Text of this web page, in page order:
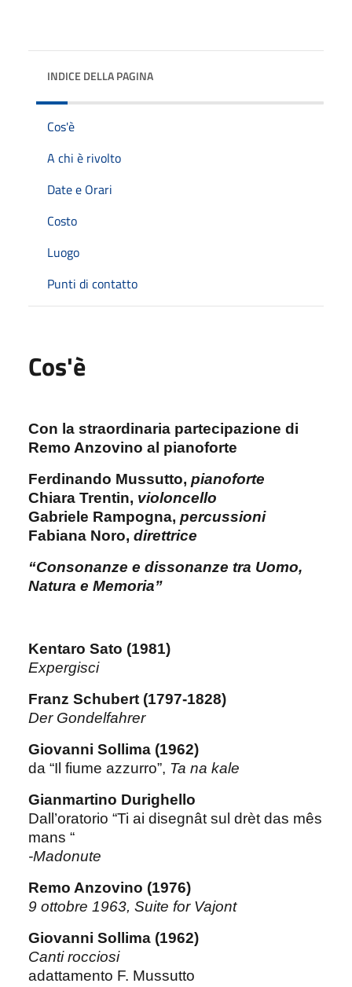
INDICE DELLA PAGINA
Cos'è
A chi è rivolto
Date e Orari
Costo
Luogo
Punti di contatto
Cos'è
Con la straordinaria partecipazione di
Remo Anzovino al pianoforte
Ferdinando Mussutto, pianoforte
Chiara Trentin, violoncello
Gabriele Rampogna, percussioni
Fabiana Noro, direttrice
“Consonanze e dissonanze tra Uomo,
Natura e Memoria”
Kentaro Sato (1981)
Expergisci
Franz Schubert (1797-1828)
Der Gondelfahrer
Giovanni Sollima (1962)
da “Il fiume azzurro”, Ta na kale
Gianmartino Durighello
Dall’oratorio “Ti ai disegnât sul drèt das mês
mans “
-Madonute
Remo Anzovino (1976)
9 ottobre 1963, Suite for Vajont
Giovanni Sollima (1962)
Canti rocciosi
adattamento F. Mussutto